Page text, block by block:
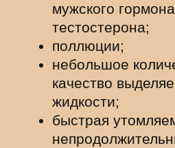
мужского
тестостерона;
поллюции;
небольшое
качество
жидкости;
быстрая